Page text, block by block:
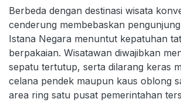
Berbeda dengan destinasi wisata
cenderung membebaskan
Istana Negara menuntut kepatuhan
berpakaian. Wisatawan diwajibkan
sepatu tertutup, serta dilarang keras
celana pendek maupun kaus oblong
area ring satu pusat pemerintahan